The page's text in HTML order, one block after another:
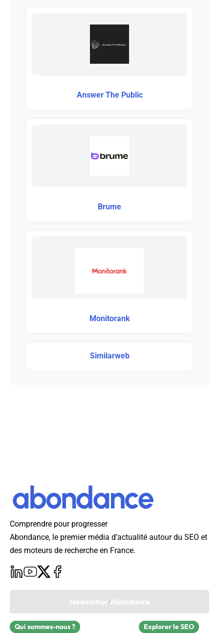
Answer The Public
Brume
Monitorank
Similarweb
Comprendre pour progresser
Abondance, le premier média d’actualité autour du SEO et
des moteurs de recherche en France.
Newsletter Abondance
Qui sommes-nous ? Explorer le SEO